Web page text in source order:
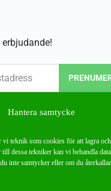
Hantera samtycke
vi teknik som cookies för att lagra
dessa tekniker kan vi behandla
inte samtycker eller om du